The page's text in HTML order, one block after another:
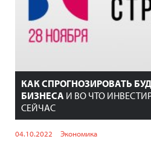
КАК СПРОГНОЗИРОВАТЬ
БИЗНЕСА И ВО ЧТО
СЕЙЧАС
04.10.2022 Экономика